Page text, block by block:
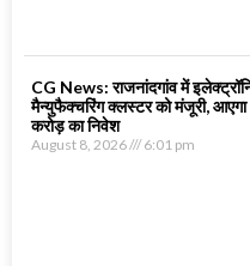
CG News: राजनांदगांव में
मैन्युफैक्चरिंग क्लस्टर को मंजूरी, आएगा
करोड़ का निवेश
August 8, 2026 6:01 pm